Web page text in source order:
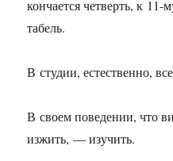
кончается четверть, к 11-
табель.
В студии, естественно,
В своем поведении, что
изжить, — изучить.